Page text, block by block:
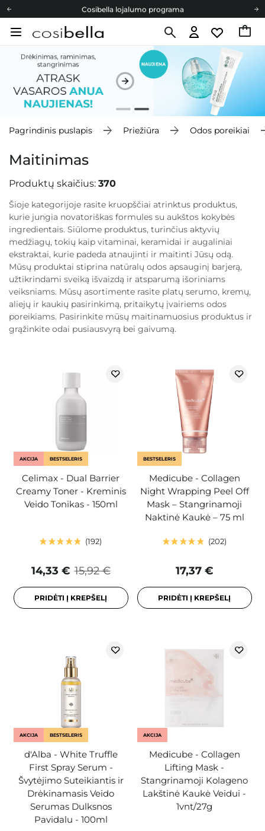
Cosibella lojalumo programa
Nemokamas pristatymas nuo 40,00 €
Cosibella lojalumo programa
Nemokamas pristatymas nuo 40,00 €
Dovanų Kortelės
Pagrindinis puslapis Priežiūra Odos poreikiai
Maitinimas
Produktų skaičius: 370
Šioje kategorijoje rasite kruopščiai atrinktus produktus,
kurie jungia novatoriškas formules su aukštos kokybės
ingredientais. Siūlome produktus, turinčius aktyvių
medžiagų, tokių kaip vitaminai, keramidai ir augaliniai
ekstraktai, kurie padeda atnaujinti ir maitinti Jūsų odą.
Mūsų produktai stiprina natūralų odos apsauginį barjerą,
užtikrindami sveiką išvaizdą ir atsparumą išoriniams
veiksniams. Mūsų asortimente rasite platų serumo, kremų,
aliejų ir kaukių pasirinkimą, pritaikytų įvairiems odos
poreikiams. Pasirinkite mūsų maitinamuosius produktus ir
grąžinkite odai pusiausvyrą bei gaivumą.
AKCIJA BESTSELERIS
Celimax - Dual Barrier
Creamy Toner - Kreminis
Veido Tonikas - 150ml
192
15,92 €
14,33 €
PRIDĖTI Į KREPŠELĮ
BESTSELERIS
Medicube - Collagen
Night Wrapping Peel Off
Mask – Stangrinamoji
Naktinė Kaukė – 75 ml
202
17,37 €
PRIDĖTI Į KREPŠELĮ
AKCIJA BESTSELERIS
d'Alba - White Truffle
First Spray Serum -
Švytėjimo Suteikiantis ir
Drėkinamasis Veido
Serumas Dulksnos
Pavidalu - 100ml
AKCIJA
Medicube - Collagen
Lifting Mask -
Stangrinamoji Kolageno
Lakštinė Kaukė Veidui -
1vnt/27g